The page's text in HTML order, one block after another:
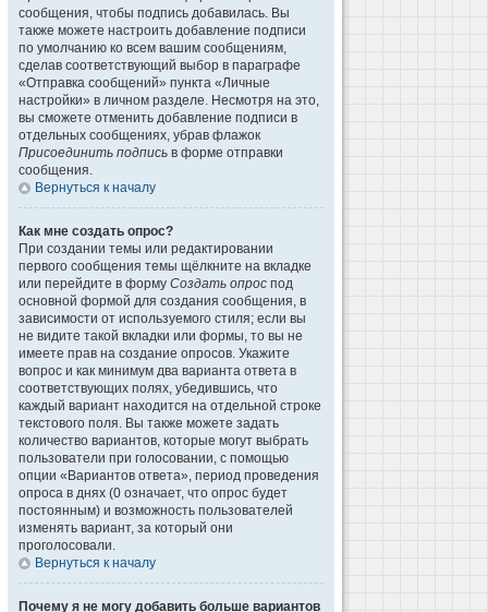
сообщения, чтобы подпись добавилась. Вы
также можете настроить добавление подписи
по умолчанию ко всем вашим сообщениям,
сделав соответствующий выбор в параграфе
«Отправка сообщений» пункта «Личные
настройки» в личном разделе. Несмотря на это,
вы сможете отменить добавление подписи в
отдельных сообщениях, убрав флажок
Присоединить подпись в форме отправки
сообщения.
Вернуться к началу
Как мне создать опрос?
При создании темы или редактировании
первого сообщения темы щёлкните на вкладке
или перейдите в форму Создать опрос под
основной формой для создания сообщения, в
зависимости от используемого стиля; если вы
не видите такой вкладки или формы, то вы не
имеете прав на создание опросов. Укажите
вопрос и как минимум два варианта ответа в
соответствующих полях, убедившись, что
каждый вариант находится на отдельной строке
текстового поля. Вы также можете задать
количество вариантов, которые могут выбрать
пользователи при голосовании, с помощью
опции «Вариантов ответа», период проведения
опроса в днях (0 означает, что опрос будет
постоянным) и возможность пользователей
изменять вариант, за который они
проголосовали.
Вернуться к началу
Почему я не могу добавить больше вариантов